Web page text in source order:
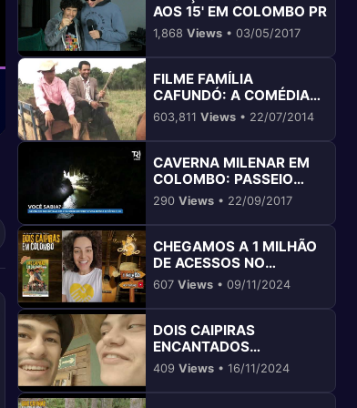
AOS 15' EM COLOMBO PR
1,868 Views• 03/05/2017
FILME FAMÍLIA
CAFUNDÓ: A COMÉDIA
CAIPIRA QUE ENCANTA
COLOMBO
603,811 Views• 22/07/2014
CAVERNA MILENAR EM
COLOMBO: PASSEIO
GRATUITO E RELEVANTE
290 Views• 22/09/2017
CHEGAMOS A 1 MILHÃO
DE ACESSOS NO
YOUTUBE EM COLOMBO
607 Views• 09/11/2024
DOIS CAIPIRAS
ENCANTADOS
DESCOBREM COLOMBO
409 Views• 16/11/2024